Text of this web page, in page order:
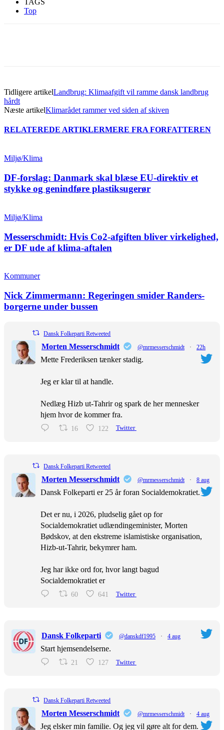
Top
Tidligere artikelLandbrug: Klimaafgift vil ramme dansk landbrug
hårdt
Næste artikelKlimarådet rammer ved siden af skiven
RELATEREDE ARTIKLERMERE FRA FORFATTEREN
Miljø/Klima
DF-forslag: Danmark skal blæse EU-direktiv et
stykke og genindføre plastiksugerør
Miljø/Klima
Messerschmidt: Hvis Co2-afgiften bliver virkelighed,
er DF ude af klima-aftalen
Kommuner
Nick Zimmermann: Regeringen smider Randers-
borgerne under bussen
Dansk Folkeparti Retweeted
Morten Messerschmidt @mrmesserschmidt · 22h
Mette Frederiksen tænker stadig.
Jeg er klar til at handle.
Nedlæg Hizb ut-Tahrir og spark de her mennesker
hjem hvor de kommer fra.
16 122 Twitter
Dansk Folkeparti Retweeted
Morten Messerschmidt @mrmesserschmidt · 8 aug
Dansk Folkeparti er 25 år foran Socialdemokratiet.
Det er nu, i 2026, pludselig gået op for
Socialdemokratiet udlændingeminister, Morten
Bødskov, at den ekstreme islamistiske organisation,
Hizb-ut-Tahrir, bekymrer ham.
Jeg har ikke ord for, hvor langt bagud
Socialdemokratiet er
60 641 Twitter
Dansk Folkeparti @danskdf1995 · 4 aug
Start hjemsendelserne.
21 127 Twitter
Dansk Folkeparti Retweeted
Morten Messerschmidt @mrmesserschmidt · 4 aug
Jeg elsker min familie. Og jeg vil gøre alt for dem.